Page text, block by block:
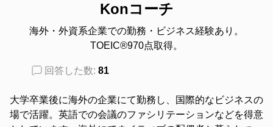
Konコーチ
海外・外資系企業での勤務・ビジネス経験あり。
TOEIC®970点取得。
回答した数: 81
大学卒業後に海外の企業にて勤務し、国際的なビジネスの
場で活躍。英語での会議のファシリテーションなどを得意